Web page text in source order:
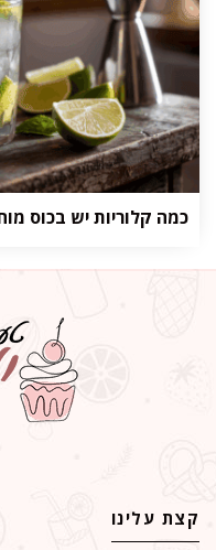
כמה קלוריות יש בכוס
קצת עלינו